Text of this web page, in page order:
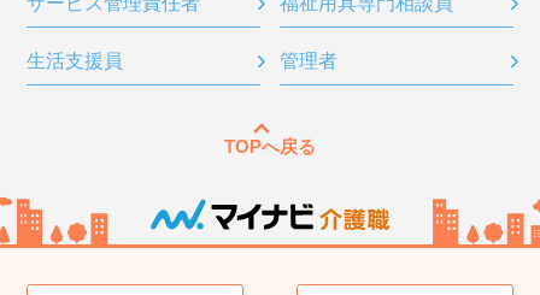
生活支援員 管理者
TOPへ戻る